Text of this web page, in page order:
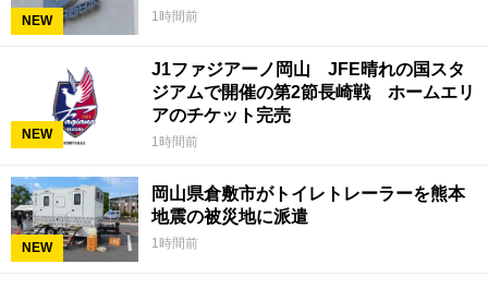
NEW 1時間前
NEW
J1ファジアーノ岡山 JFE晴れの国スタ
ジアムで開催の第2節長崎戦 ホームエリ
アのチケット完売
1時間前
NEW
岡山県倉敷市がトイレトレーラーを熊本
地震の被災地に派遣
1時間前